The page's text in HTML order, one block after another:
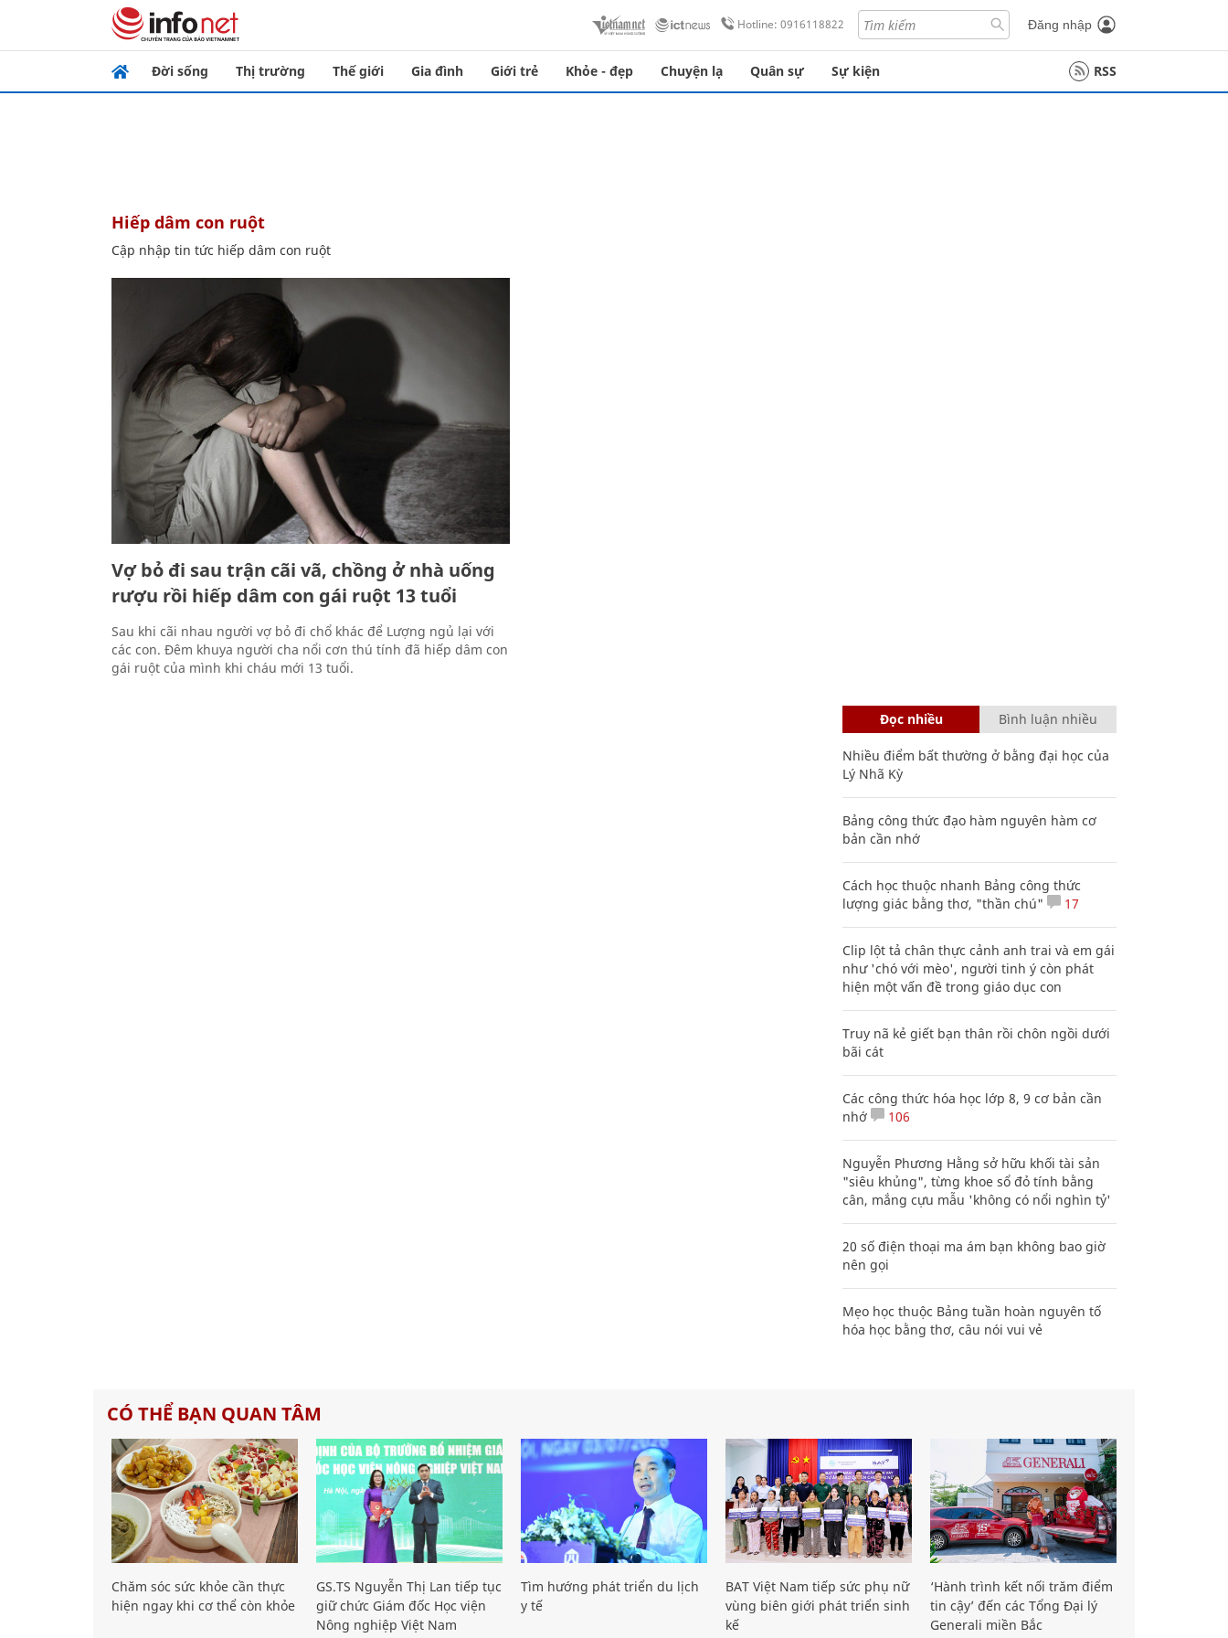
Hotline: 0916118822 Đăng nhập
Đời sống Thị trường Thế giới Gia đình Giới trẻ Khỏe - đẹp Chuyện lạ Quân sự Sự kiện RSS
hiếp dâm con ruột
Cập nhập tin tức hiếp dâm con ruột
Vợ bỏ đi sau trận cãi vã, chồng ở nhà uống
rượu rồi hiếp dâm con gái ruột 13 tuổi
Sau khi cãi nhau người vợ bỏ đi chổ khác để Lượng ngủ lại với
các con. Đêm khuya người cha nổi cơn thú tính đã hiếp dâm con
gái ruột của mình khi cháu mới 13 tuổi.
Đọc nhiều Bình luận nhiều
Nhiều điểm bất thường ở bằng đại học của
Lý Nhã Kỳ
Bảng công thức đạo hàm nguyên hàm cơ
bản cần nhớ
Cách học thuộc nhanh Bảng công thức
lượng giác bằng thơ, "thần chú"
17
Clip lột tả chân thực cảnh anh trai và em gái
như 'chó với mèo', người tinh ý còn phát
hiện một vấn đề trong giáo dục con
Truy nã kẻ giết bạn thân rồi chôn ngồi dưới
bãi cát
Các công thức hóa học lớp 8, 9 cơ bản cần
nhớ
106
Nguyễn Phương Hằng sở hữu khối tài sản
"siêu khủng", từng khoe sổ đỏ tính bằng
cân, mắng cựu mẫu 'không có nổi nghìn tỷ'
20 số điện thoại ma ám bạn không bao giờ
nên gọi
Mẹo học thuộc Bảng tuần hoàn nguyên tố
hóa học bằng thơ, câu nói vui vẻ
CÓ THỂ BẠN QUAN TÂM
Chăm sóc sức khỏe cần thực
hiện ngay khi cơ thể còn khỏe
GS.TS Nguyễn Thị Lan tiếp tục
giữ chức Giám đốc Học viện
Nông nghiệp Việt Nam
Tìm hướng phát triển du lịch
y tế
BAT Việt Nam tiếp sức phụ nữ
vùng biên giới phát triển sinh
kế
‘Hành trình kết nối trăm điểm
tin cậy’ đến các Tổng Đại lý
Generali miền Bắc